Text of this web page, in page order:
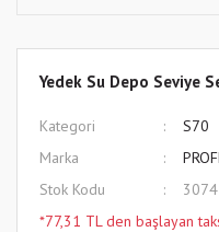
Yedek Su Depo Seviye
Kategori
S70
Marka
Stok Kodu
*77,31 TL den başlayan